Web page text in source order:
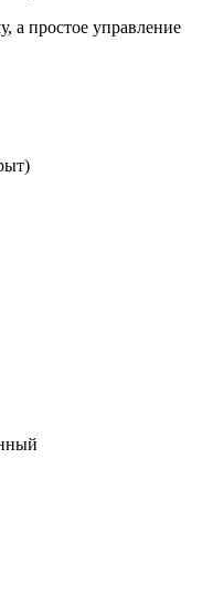
а простое управление